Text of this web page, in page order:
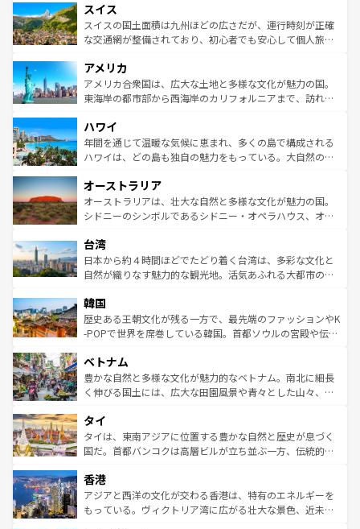
れる地方に足を運ぶとそれぞれで全く異なる文化を体験で
きるだろう。 なお、新着のフランス情報はコンテンツ一覧
を参照してほしい。
は、お酒好きな人にはぜひ体験してほしい。 なお、新着の
ドイツ情報はコンテンツ一覧を参照してほしい。
リアごとに異なる魅力がある。また、優雅なアフタヌーン
ティー、ビール好きにはたまらない英国パブ、サッカー観
戦など、本場だからこそできる体験も豊富。イギリスを旅
ンツ一覧を参照してほしい。
スイス
スイスの国土面積は九州ほどの広さだが、運行時刻が正確
な交通網が整備されており、初心者でも安心して個人旅行
の建物がそのまま残る町や、スイスならではのユニークな
博物館もあり、アルプス観光だけでなく町歩きも満喫する
ことができる。国民の所得が高いため物価も高いが、旅行
ば市内交通費無料で観光を楽しむこともできる。 なお、新
着のスイス情報はコンテンツ一覧 を参照してほしい。
アメリカ
アメリカ合衆国は、広大な土地と多様な文化が魅力の国。
東海岸の都市部から西海岸のカリフォルニアまで、訪れる
のような巨大都市は、観光、ショッピング、エンターテイ
ンメントが詰まった刺激的なスポットだ。一方、アメリカ
西部には大自然が広がり、グランドキャニオンやイエロー
部のニューオーリンズでは、音楽と美食が融合した独特の
文化が魅力。旅行者はアメリカの各地域で異なる魅力を楽
しみながら、その多様性と豊かな歴史を感じることができ
ならではの贅沢な旅のスタイルだ。 なお、新着のアメリカ
情報はコンテンツ一覧を参照してほしい。
ハワイ
年間を通じて温暖な気候に恵まれ、多くの島で構成される
ハワイは、どの島も独自の魅力をもっている。大自然の神
ワイ島は見逃せない。また、定番の観光地といえばオアフ
島だが、静かな自然を求めるならマウイ島やカウアイ島が
おすすめ。エメラルドグリーンに輝く海をはじめ、豊かな
れるおもてなしの心で訪れる人々を迎えてくれるハワイの
人々、おいしいローカルフードやハワイアンミュージッ
ク、伝統的なフラダンスなど、すべてがハワイの魅力を彩
ワイを、存分に味わってほしい。 なお、新着のハワイ情報
はコンテンツ一覧を参照してほしい。
オーストラリア
オーストラリアは、壮大な自然と多様な文化が魅力の国。
シドニーのシンボルであるシドニー・オペラハウス、オー
リアリーフや大陸中央部にそびえるウルル（エアーズロッ
ク）、タスマニアの美しい原生林やケアンズの熱帯雨林な
ど、見どころがたくさん。また、カフェやワイン、オージ
いる。アクティビティも充実しており、サーフィンやダイ
ビング、ハイキングなど、アウトドア好きにはたまらな
い。オーストラリアの多彩な魅力を存分に味わいつくそ
参照してほしい。
台湾
日本から約４時間ほどでたどり着く台湾は、多彩な文化と
自然が織りなす魅力的な観光地。活気あふれる大都市の台
ン）、静ひつな山岳地帯である台湾東部など、都市の喧騒
と山間の静けさが共存しており、訪れる人に新しい発見と
驚きをもたらしてくれる。また、奥深い台湾の食文化も魅
容にもいいと評判のスイーツなど、バラエティ豊かな料理
が味わえる。 なお、新着の台湾情報は コンテンツ一覧を参
照してほしい。
韓国
歴史ある王朝文化が残る一方で、最先端のファッションやK
-POPで世界を席巻している韓国。首都ソウルの宮殿や伝統
き、地方に足を延ばせば四季折々の自然美を楽しむことが
できる。そして、キムチや焼肉、絶品のストリートフード
まで、さまざまな韓国料理が待っている。夜には、韓国な
リティに包まれながら、韓国の多彩な魅力を心ゆくまで味
わってみてほしい。 なお、新着の韓国情報はコンテンツ一
覧を参照してほしい。
ベトナム
豊かな自然と多様な文化が魅力的なベトナム。南北に細長
く伸びる国土には、広大な田園風景や青々とした山々、世
急速な発展と共に伝統が息づく。ハノイの古い町並みやホ
ーチミン市のフランス統治時代の建物も、独特の雰囲気を
醸し出している。また、バラエティの豊かさとおいしさで
とつ。フォーやバインミー、ベトナムコーヒーなどは、ぜ
ひ現地で味わいたい。どの地域を訪れてもあたたかい人々
が旅行者を迎えてくれるので、きっと忘れられない旅にな
タイ
タイは、東南アジアに位置する豊かな自然と歴史が息づく
国だ。首都バンコクは高層ビルが立ち並ぶ一方、伝統的な
の活気が交差している。北部ではチェンマイなどの山岳地
帯で自然と触れ合い、南部ではプーケットやクラビの美し
いビーチでリゾート気分を楽しむことができる。タイ料理
香港
アジアと西洋の文化が交わる香港は、特有のエネルギーを
もっている。ヴィクトリア湾に広がる壮大な景色、近未来